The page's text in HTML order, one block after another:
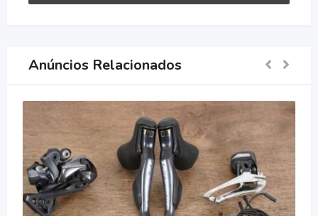
Anúncios Relacionados